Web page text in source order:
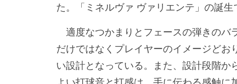
た。「ミネルヴァ ヴァリエンテ」の誕生
適度なつかまりとフェースの弾きのバ
だけではなくプレイヤーのイメージどお
い設計となっている。また、設計段階か